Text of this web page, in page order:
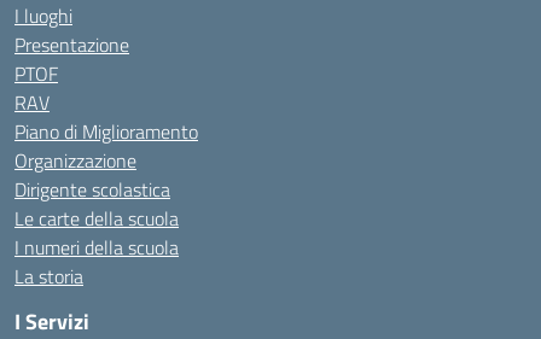
I luoghi
Presentazione
PTOF
RAV
Piano di Miglioramento
Organizzazione
Dirigente scolastica
Le carte della scuola
I numeri della scuola
La storia
I Servizi